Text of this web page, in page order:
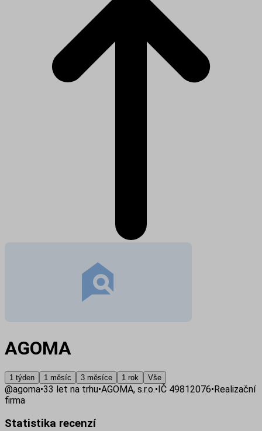
AGOMA
1 týden 1 měsíc 3 měsíce 1 rok Vše
@agoma•33 let na trhu•AGOMA, s.r.o.•IČ 49812076•Realizační
firma
Statistika recenzí